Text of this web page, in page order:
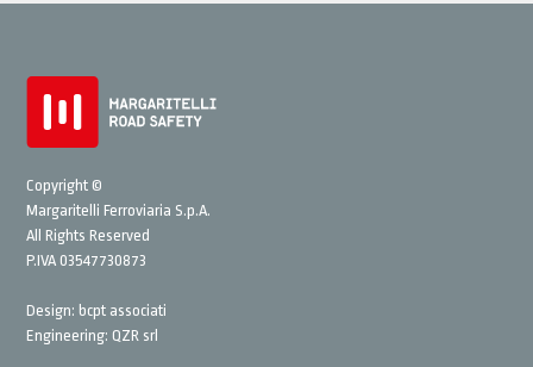
Copyright ©
Margaritelli Ferroviaria S.p.A.
All Rights Reserved
P.IVA 03547730873
Design:bcpt associati
Engineering:QZR srl